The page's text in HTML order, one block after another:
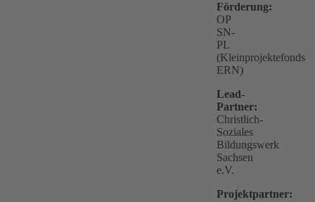
Förderung:
OP
SN-
PL
(Kleinprojektefonds
ERN)
Lead-
Partner:
Christlich-
Soziales
Bildungswerk
Sachsen
e.V.
Projektpartner: